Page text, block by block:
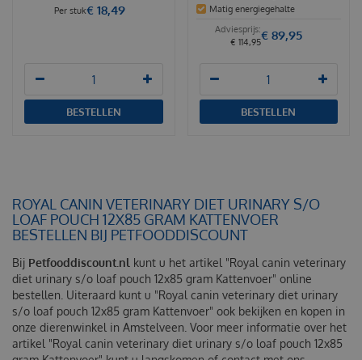
€ 18,49
Per stuk
BESTELLEN
Matig energiegehalte
€ 114,95€ 89,95
BESTELLEN
ROYAL CANIN VETERINARY DIET URINARY S/O
LOAF POUCH 12X85 GRAM KATTENVOER
BESTELLEN BIJ PETFOODDISCOUNT
Bij Petfooddiscount.nl kunt u het artikel "Royal canin veterinary
diet urinary s/o loaf pouch 12x85 gram Kattenvoer" online
bestellen. Uiteraard kunt u "Royal canin veterinary diet urinary
s/o loaf pouch 12x85 gram Kattenvoer" ook bekijken en kopen in
onze dierenwinkel in Amstelveen. Voor meer informatie over het
artikel "Royal canin veterinary diet urinary s/o loaf pouch 12x85